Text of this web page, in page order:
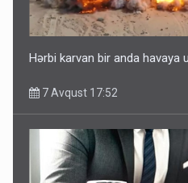
Hərbi karvan bir anda havaya
7 Avqust 17:52